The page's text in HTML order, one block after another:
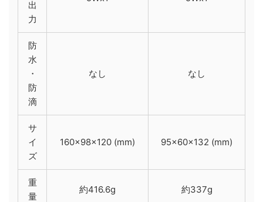
出
力
防
水
・
防
滴
なし なし
サ
イ
ズ
160×98×120 (mm) 95×60×132 (mm)
重
量
約416.6g 約337g